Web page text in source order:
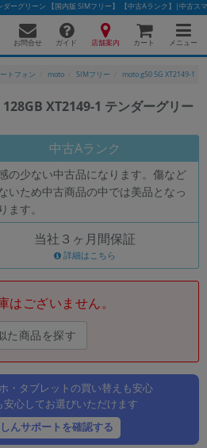
ダーグリーン 【国内版 SIMフリー】 【中古Aランク】|中古ス
お問合せ ガイド 店舗案内 カート メニュー
トフォン moto SIMフリー moto g50 5G XT2149-1
XT2149-1 テンダーグリー
中古Aランク
の少ない中古品になります。傷など
いため中古商品の中では美品となっ
ます。
当社３ヶ月間保証
詳細はこちら
はございません。
た商品を探す
・タブレットの買い替えも安心
心してお選びいただけます
んサポートを確認する
検索に切り替える